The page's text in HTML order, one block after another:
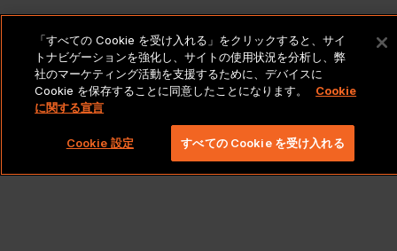
「すべての Cookie を受け入れる」をクリックすると、サイ
トナビゲーションを強化し、サイトの使用状況を分析し、弊
社のマーケティング活動を支援するために、デバイスに
Cookie を保存することに同意したことになります。
Cookie
に関する宣言
Cookie 設定 すべての Cookie を受け入れる